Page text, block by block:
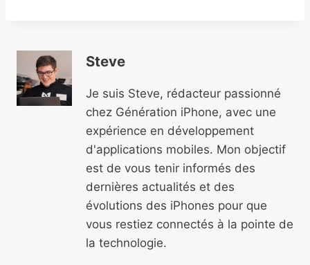
Steve
Je suis Steve, rédacteur passionné
chez Génération iPhone, avec une
expérience en développement
d'applications mobiles. Mon objectif
est de vous tenir informés des
dernières actualités et des
évolutions des iPhones pour que
vous restiez connectés à la pointe de
la technologie.